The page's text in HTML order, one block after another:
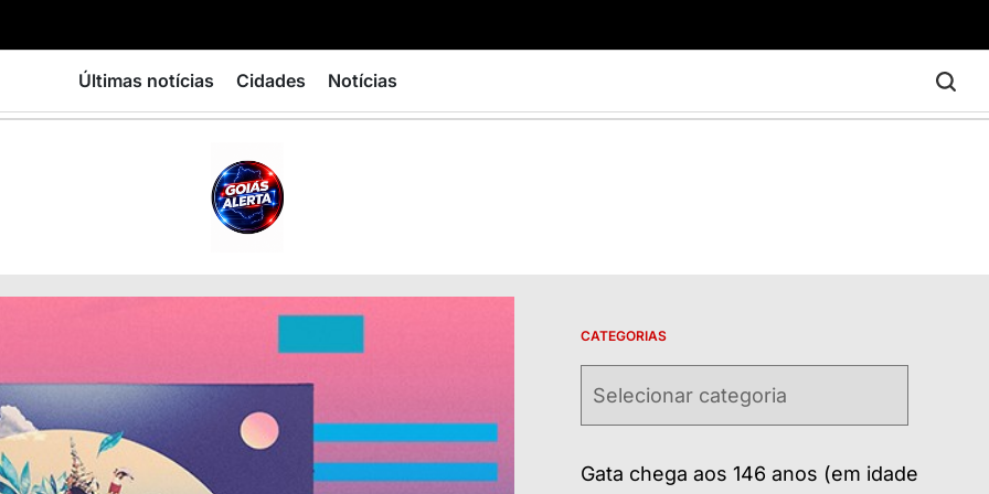
Últimas notícias Cidades Notícias
ALERTA
CATEGORIAS
Gata chega aos 146 anos (em idade